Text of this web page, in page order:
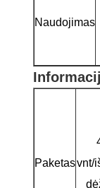
Naudojimas
Paketasvnt/